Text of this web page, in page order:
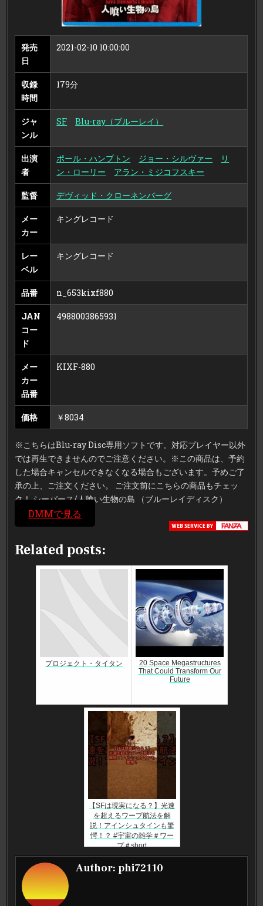
発売
日
2021-02-10 10:00:00
収録
時間
179分
ジャ
ンル
SF Blu-ray（ブルーレイ）
出演
者
ポール・ハンプトン ジョー・シルヴァー
リ
ン・ローリー
アラン・ミジコフスキー
監督 デヴィッド・クローネンバーグ
メー
カー
キングレコード
レー
ベル
キングレコード
品番 n_653kixf880
JAN
コー
ド
4988003865931
メー
カー
品番
KIXF-880
価格 ￥8034
※こちらはBlu-ray Disc専用ソフトです。対応プレイヤー以外
では再生できませんのでご注意ください。※この商品は、予約
した場合キャンセルできなくなる場合もございます。予めご了
承の上、ご注文ください。 ご注文前にこちらの商品もチェッ
ク！ シーバース/人喰い生物の島 （ブルーレイディスク）
DMMで見る
Related posts:
プロジェクト・タイタン
20 Space Megastructures
That Could Transform Our
Future
【SFは現実になる？】光速
を超えるワープ航法を解
説！アインシュタインも驚
愕！？ #宇宙の雑学＃ワー
プ＃short
Author: phi72110